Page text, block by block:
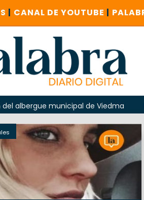
| CANAL DE YOUTUBE |
municipal de Viedma
provincial en Roca